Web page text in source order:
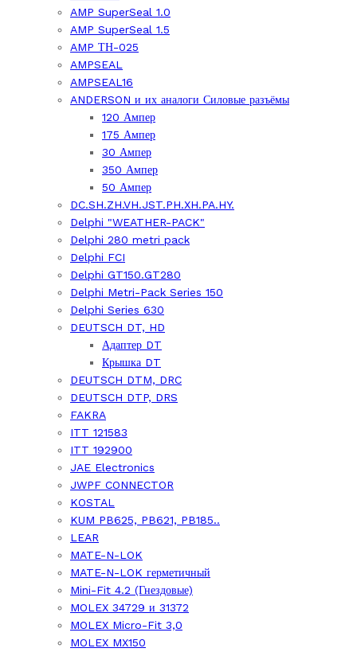
AMP SuperSeal 1.0
AMP SuperSeal 1.5
AMP ТН-025
AMPSEAL
AMPSEAL16
ANDERSON и их аналоги Силовые разъёмы
120 Ампер
175 Ампер
30 Ампер
350 Ампер
50 Ампер
DC.SH.ZH.VH.JST.PH.XH.PA.HY.
Delphi "WEATHER-PACK"
Delphi 280 metri pack
Delphi FCI
Delphi GT150.GT280
Delphi Metri-Pack Series 150
Delphi Series 630
DEUTSCH DT, HD
Адаптер DT
Крышка DT
DEUTSCH DTM, DRC
DEUTSCH DTP, DRS
FAKRA
ITT 121583
ITT 192900
JAE Electronics
JWPF CONNECTOR
KOSTAL
KUM PB625, PB621, PB185..
LEAR
MATE-N-LOK
MATE-N-LOK герметичный
Mini-Fit 4.2 (Гнездовые)
MOLEX 34729 и 31372
MOLEX Micro-Fit 3,0
MOLEX MX150